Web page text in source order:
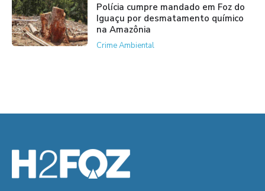
Polícia cumpre mandado em Foz do
Iguaçu por desmatamento químico
na Amazônia
Crime Ambiental